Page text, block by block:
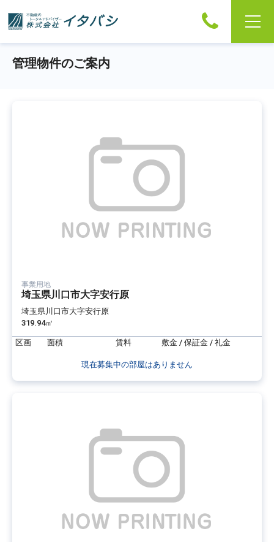
管理物件のご案内
事業用地
埼玉県川口市大字安行原
埼玉県川口市大字安行原
319.94㎡
区画 面積 賃料 敷金 / 保証金 / 礼金
現在募集中の部屋はありません